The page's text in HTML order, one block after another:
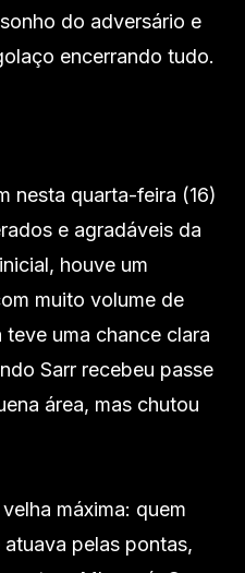
do adversário e
encerrando tudo.
nesta quarta-feira (16)
e agradáveis da
houve um
muito volume de
uma chance clara
Sarr recebeu passe
área, mas chutou
máxima: quem
pelas pontas,